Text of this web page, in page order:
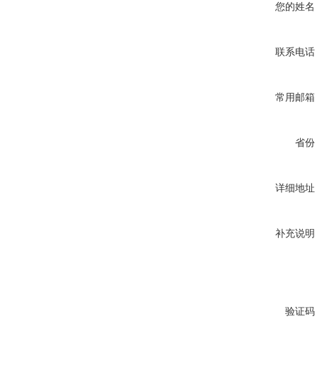
您的姓名
联系电话
常用邮箱
省份
详细地址
补充说明
验证码